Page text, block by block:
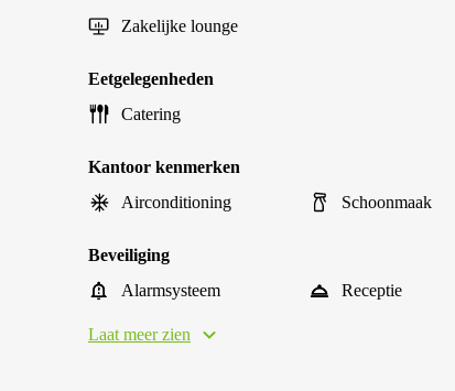
Zakelijke lounge
Eetgelegenheden
Catering
Kantoor kenmerken
Airconditioning
Schoonmaak
Beveiliging
Alarmsysteem
Receptie
Laat meer zien